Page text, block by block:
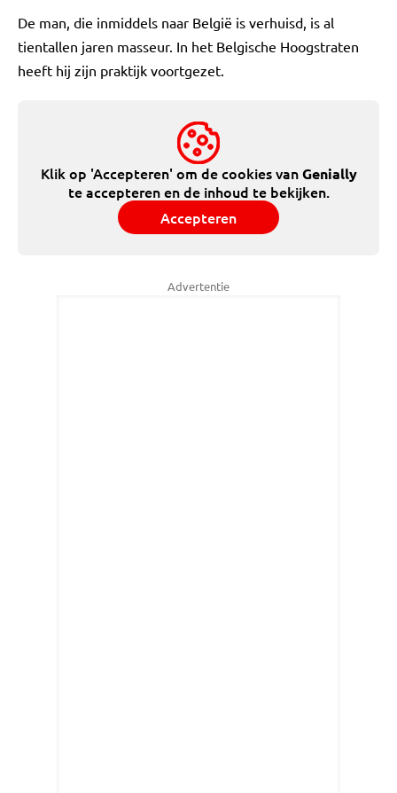
De man, die inmiddels naar België is verhuisd, is al
tientallen jaren masseur. In het Belgische Hoogstraten
heeft hij zijn praktijk voortgezet.
Klik op 'Accepteren' om de cookies vanGenially
te accepteren en de inhoud te bekijken.
Accepteren
Advertentie